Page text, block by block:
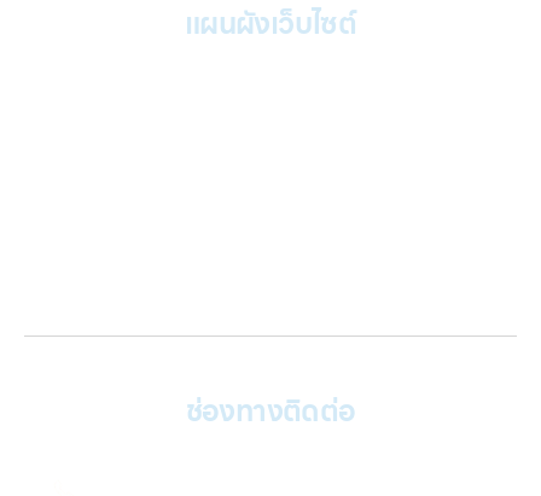
แผนผังเว็บไซต์
ช่องทางติดต่อ